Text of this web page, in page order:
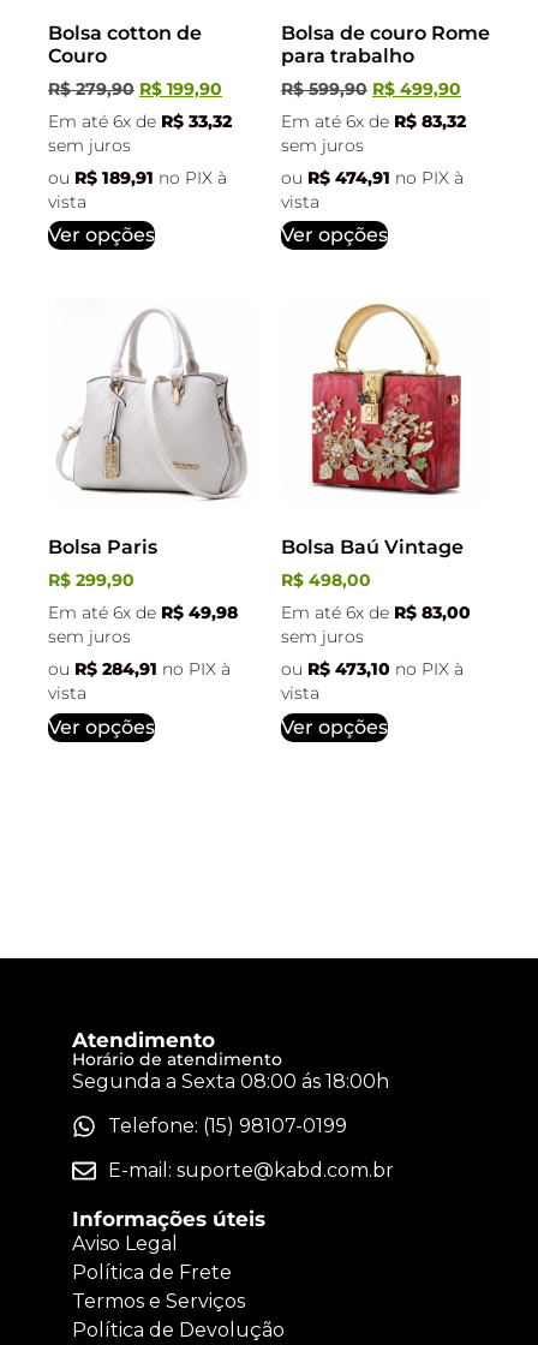
Bolsa cotton de
Couro
R$279,90 R$ 199,90
Em até 6x de R$ 33,32
sem juros
ou R$ 189,91 no PIX à
vista
Ver opções
Bolsa de couro Rome
para trabalho
R$599,90 R$ 499,90
Em até 6x de R$ 83,32
sem juros
ou R$ 474,91 no PIX à
vista
Ver opções
Bolsa Paris
R$ 299,90
Em até 6x de R$ 49,98
sem juros
ou R$ 284,91 no PIX à
vista
Ver opções
Bolsa Baú Vintage
R$ 498,00
Em até 6x de R$ 83,00
sem juros
ou R$ 473,10 no PIX à
vista
Ver opções
Atendimento
Horário de atendimento
Segunda a Sexta 08:00 ás 18:00h
Telefone: (15) 98107-0199
E-mail: suporte@kabd.com.br
Informações úteis
Aviso Legal
Política de Frete
Termos e Serviços
Política de Devolução